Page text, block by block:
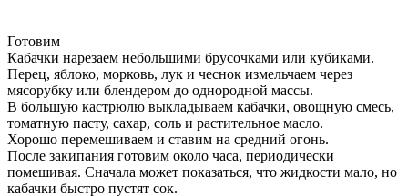
Готовим
Кабачки нарезаем небольшими брусочками или кубиками.
Перец, яблоко, морковь, лук и чеснок измельчаем через
мясорубку или блендером до однородной массы.
В большую кастрюлю выкладываем кабачки, овощную смесь,
томатную пасту, сахар, соль и растительное масло.
Хорошо перемешиваем и ставим на средний огонь.
После закипания готовим около часа, периодически
помешивая. Сначала может показаться, что жидкости мало, но
кабачки быстро пустят сок.